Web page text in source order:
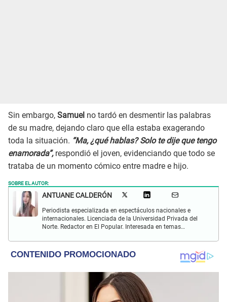
Sin embargo, Samuel no tardó en desmentir las palabras
de su madre, dejando claro que ella estaba exagerando
toda la situación. “Ma, ¿qué hablas? Solo te dije que tengo
enamorada”,respondió el joven, evidenciando que todo se
trataba de un momento cómico entre madre e hijo.
SOBRE EL AUTOR:
ANTUANE CALDERÓN
Periodista especializada en espectáculos nacionales e
internacionales. Licenciada de la Universidad Privada del
Norte. Redactor en El Popular. Interesada en temas
y televisión.